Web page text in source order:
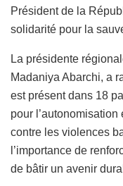
Président de la
solidarité pour la
La présidente
Madaniya Abarchi, a
est présent dans 18
pour
contre les violences
l’importance de
de bâtir un avenir